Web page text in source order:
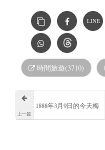
LINE
時間旅遊(3710)
上一篇
1888年3月9日的今天梅